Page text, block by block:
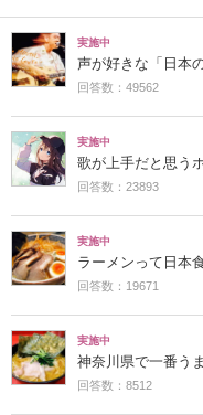
実施中
声が好きな「日本
回答数：49562
実施中
歌が上手だと思う
回答数：23893
実施中
ラーメンって日本
回答数：19671
実施中
神奈川県で一番う
回答数：8512